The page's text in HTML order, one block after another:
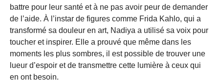
battre pour leur santé et à ne pas avoir peur de demander
de l’aide. À l’instar de figures comme Frida Kahlo, qui a
transformé sa douleur en art, Nadiya a utilisé sa voix pour
toucher et inspirer. Elle a prouvé que même dans les
moments les plus sombres, il est possible de trouver une
lueur d’espoir et de transmettre cette lumière à ceux qui
en ont besoin.